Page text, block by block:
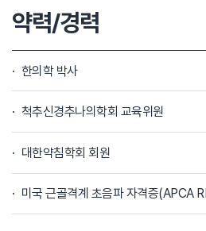
약력/경력
한의학 박사
척추신경추나의학회 교육위원
대한약침학회 회원
미국 근골격계 초음파 자격증(APCA